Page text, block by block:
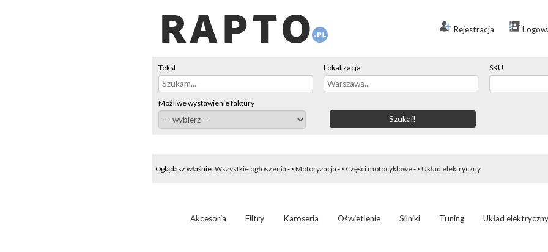
Rejestracja
Tekst Lokalizacja SKU
Możliwe wystawienie faktury
Oglądasz właśnie:Wszystkie ogłoszenia -> Motoryzacja -> Części motocyklowe-> Układ elektryczny
Akcesoria Filtry Karoseria Oświetlenie Silniki Tuning Układ elektryczny